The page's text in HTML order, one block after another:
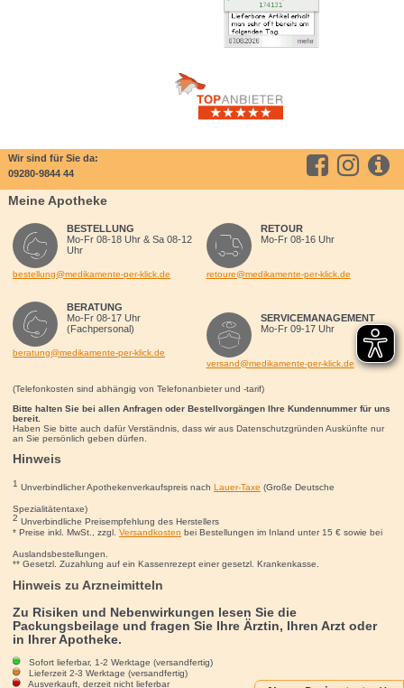
Wir sind für Sie da:
09280-9844 44
Meine Apotheke
BESTELLUNG
Mo-Fr 08-18 Uhr & Sa 08-12
Uhr
bestellung@medikamente-per-klick.de
BERATUNG
Mo-Fr 08-17 Uhr
(Fachpersonal)
beratung@medikamente-per-klick.de
RETOUR
Mo-Fr 08-16 Uhr
retoure@medikamente-per-klick.de
SERVICEMANAGEMENT
Mo-Fr 09-17 Uhr
versand@medikamente-per-klick.de
(Telefonkosten sind abhängig von Telefonanbieter und -tarif)
Bitte halten Sie bei allen Anfragen oder Bestellvorgängen Ihre Kundennummer für uns
bereit.
Haben Sie bitte auch dafür Verständnis, dass wir aus Datenschutzgründen Auskünfte nur
an Sie persönlich geben dürfen.
Hinweis
1 Unverbindlicher Apothekenverkaufspreis nach Lauer-Taxe (Große Deutsche
Spezialitätentaxe)
2 Unverbindliche Preisempfehlung des Herstellers
* Preise inkl. MwSt., zzgl. Versandkosten bei Bestellungen im Inland unter 15 €sowie bei
Auslandsbestellungen.
** Gesetzl. Zuzahlung auf ein Kassenrezept einer gesetzl. Krankenkasse.
Hinweis zu Arzneimitteln
Zu Risiken und Nebenwirkungen lesen Sie die
Packungsbeilage und fragen Sie Ihre Ärztin, Ihren Arzt oder
in Ihrer Apotheke.
Sofort lieferbar, 1-2 Werktage (versandfertig)
Lieferzeit 2-3 Werktage (versandfertig)
Ausverkauft, derzeit nicht lieferbar